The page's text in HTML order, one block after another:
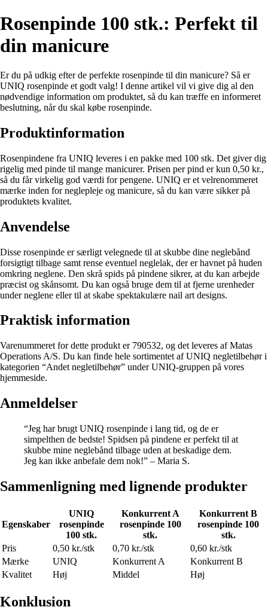
Rosenpinde 100 stk.: Perfekt til
din manicure
Er du på udkig efter de perfekte rosenpinde til din manicure? Så er
UNIQ rosenpinde et godt valg! I denne artikel vil vi give dig al den
nødvendige information om produktet, så du kan træffe en informeret
beslutning, når du skal købe rosenpinde.
Produktinformation
Rosenpindene fra UNIQ leveres i en pakke med 100 stk. Det giver dig
rigelig med pinde til mange manicurer. Prisen per pind er kun 0,50 kr.,
så du får virkelig god værdi for pengene. UNIQ er et velrenommeret
mærke inden for neglepleje og manicure, så du kan være sikker på
produktets kvalitet.
Anvendelse
Disse rosenpinde er særligt velegnede til at skubbe dine neglebånd
forsigtigt tilbage samt rense eventuel neglelak, der er havnet på huden
omkring neglene. Den skrå spids på pindene sikrer, at du kan arbejde
præcist og skånsomt. Du kan også bruge dem til at fjerne urenheder
under neglene eller til at skabe spektakulære nail art designs.
Praktisk information
Varenummeret for dette produkt er 790532, og det leveres af Matas
Operations A/S. Du kan finde hele sortimentet af UNIQ negletilbehør i
kategorien “Andet negletilbehør” under UNIQ-gruppen på vores
hjemmeside.
Anmeldelser
“Jeg har brugt UNIQ rosenpinde i lang tid, og de er
simpelthen de bedste! Spidsen på pindene er perfekt til at
skubbe mine neglebånd tilbage uden at beskadige dem.
Jeg kan ikke anbefale dem nok!” – Maria S.
Sammenligning med lignende produkter
Egenskaber
UNIQ
rosenpinde
100 stk.
Konkurrent A
rosenpinde 100
stk.
Konkurrent B
rosenpinde 100
stk.
Pris
0,50 kr./stk 0,70 kr./stk
0,60 kr./stk
Mærke
UNIQ Konkurrent A
Konkurrent B
Kvalitet
Høj Middel Høj
Konklusion